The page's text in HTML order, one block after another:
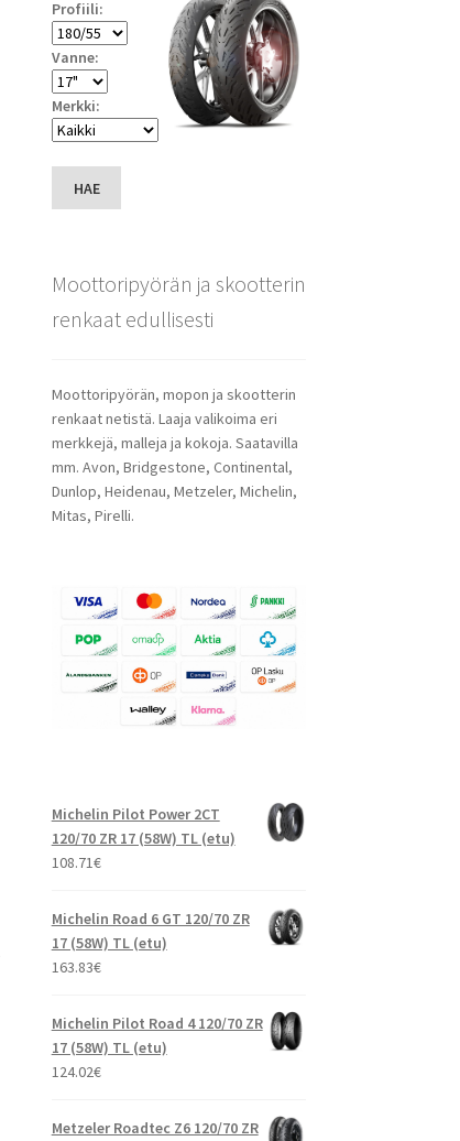
Profiili:
Vanne:
Merkki:
HAE
Moottoripyörän ja skootterin
renkaat edullisesti
Moottoripyörän, mopon ja skootterin
renkaat netistä. Laaja valikoima eri
merkkejä, malleja ja kokoja. Saatavilla
mm. Avon, Bridgestone, Continental,
Dunlop, Heidenau, Metzeler, Michelin,
Mitas, Pirelli.
Michelin Pilot Power 2CT
120/70 ZR 17 (58W) TL (etu)
108.71€
Michelin Road 6 GT 120/70 ZR
17 (58W) TL (etu)
163.83€
Michelin Pilot Road 4 120/70 ZR
17 (58W) TL (etu)
124.02€
Metzeler Roadtec Z6 120/70 ZR